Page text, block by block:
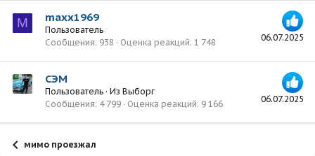
M
06.07.2025
maxx1969
Пользователь
Сообщения 938 Оценка реакций 1 748
06.07.2025
СЭМ
Пользователь · Из Выборг
Сообщения 4 799 Оценка реакций 9 166
мимо проезжал